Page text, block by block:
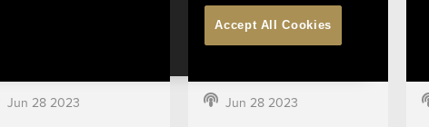
Jun 28 2023 Jun 28 2023
Accept All Cookies